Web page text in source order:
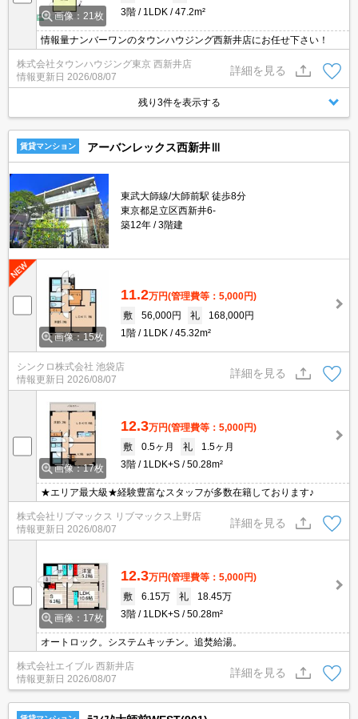
画像：21枚
3階
1LDK 47.2m²
情報量ナンバーワンのタウンハウジング西新井店にお任せ下さい！
株式会社タウンハウジング東京 西新井店
情報更新日 2026/08/07
詳細を見る
残り3件を表示する
賃貸マンション アーバンレックス西新井Ⅲ
東武大師線/大師前駅 徒歩8分
東京都足立区西新井6-
築12年
3階建
画像：15枚
11.2万円(管理費等：5,000円)
敷
56,000円 礼
168,000円
1階
1LDK 45.32m²
シンクロ株式会社 池袋店
情報更新日 2026/08/07
詳細を見る
画像：17枚
12.3万円(管理費等：5,000円)
敷
0.5ヶ月 礼
1.5ヶ月
3階
1LDK+S 50.28m²
★エリア最大級★経験豊富なスタッフが多数在籍しております♪
株式会社リブマックス リブマックス上野店
情報更新日 2026/08/07
詳細を見る
画像：17枚
12.3万円(管理費等：5,000円)
敷
6.15万 礼
18.45万
3階
1LDK+S 50.28m²
オートロック。システムキッチン。追焚給湯。
株式会社エイブル 西新井店
情報更新日 2026/08/07
詳細を見る